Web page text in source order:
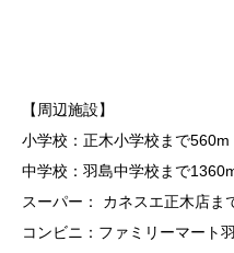
【周辺施設】
小学校：正木小学校まで560m
中学校：羽島中学校まで
スーパー： カネスエ正木店ま
コンビニ：ファミリーマート